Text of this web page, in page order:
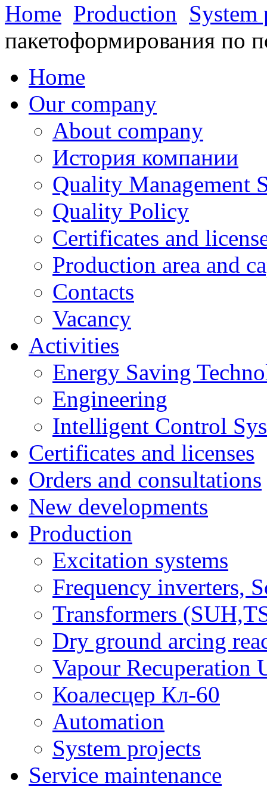
Home Production System
пакетоформирования по
Home
Our company
About company
История компании
Quality Management
Quality Policy
Certificates and
Production area and
Contacts
Vacancy
Activities
Energy Saving
Engineering
Intelligent Control
Certificates and licenses
Orders and consultations
New developments
Production
Excitation systems
Frequency inverters,
Transformers
Dry ground arcing
Vapour Recuperation
Коалесцер Кл-60
Automation
System projects
Service maintenance